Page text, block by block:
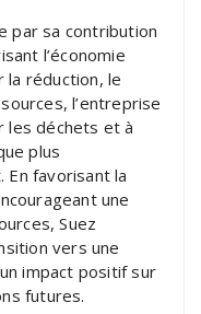
par sa contribution
l’économie
la réduction, le
l’entreprise
les déchets et à
plus
En favorisant la
une
Suez
vers une
impact positif sur
futures.